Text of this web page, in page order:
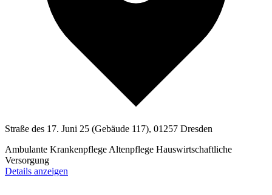
Straße des 17. Juni 25 (Gebäude 117), 01257 Dresden
Ambulante KrankenpflegeAltenpflege Hauswirtschaftliche
Versorgung
Details anzeigen